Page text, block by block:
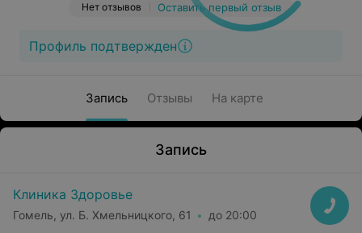
Нет отзывов Оставить первый отзыв
Профиль подтвержден
Запись Отзывы На карте
Запись
Клиника Здоровье
Гомель, ул. Б. Хмельницкого, 61 до 20:00